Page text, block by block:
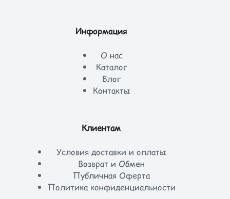
Информация
О нас
Каталог
Блог
Контакты
Клиентам
Условия доставки и оплаты
Возврат и Обмен
Публичная Оферта
Политика конфиденциальности